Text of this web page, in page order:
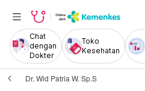
Chat
dengan
Dokter
Toko
Kesehatan
Dr. Wid Patria W. Sp.S